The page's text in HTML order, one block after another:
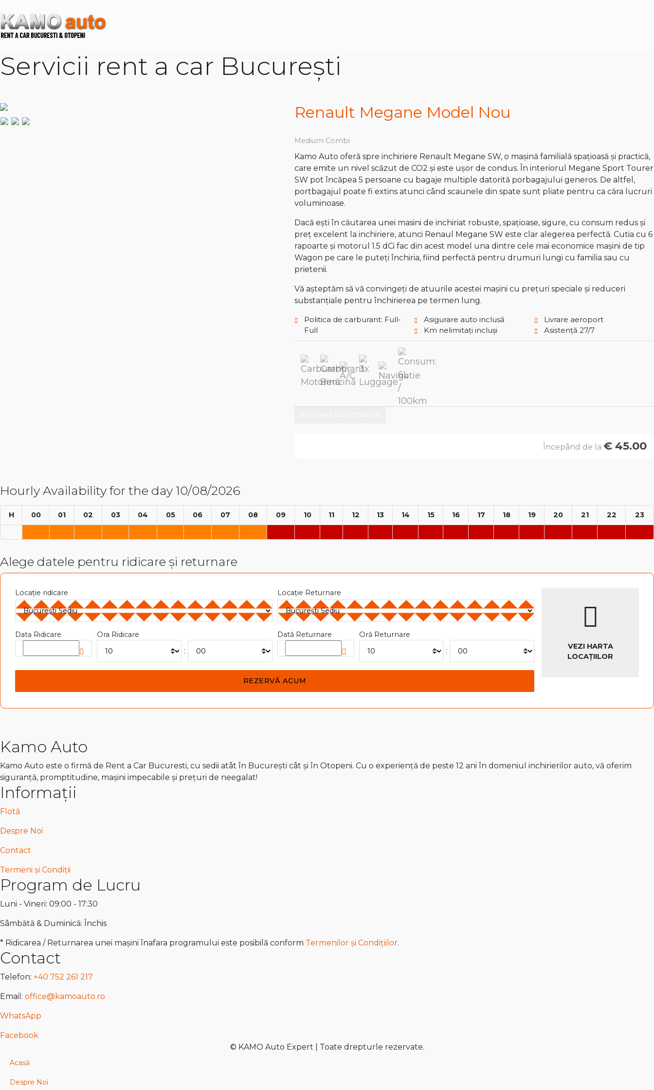
Servicii rent a car București
Renault Megane Model Nou
Medium Combi
Kamo Auto oferă spre inchiriere Renault Megane SW, o mașină familială spațioasă și practică,
care emite un nivel scăzut de CO2 și este ușor de condus. În interiorul Megane Sport Tourer
SW pot încăpea 5 persoane cu bagaje multiple datorită porbagajului generos. De altfel,
portbagajul poate fi extins atunci când scaunele din spate sunt pliate pentru ca căra lucruri
voluminoase.
Dacă ești în căutarea unei masini de inchiriat robuste, spațioase, sigure, cu consum redus și
preț excelent la inchiriere, atunci Renaul Megane SW este clar alegerea perfectă. Cutia cu 6
rapoarte și motorul 1.5 dCi fac din acest model una dintre cele mai economice mașini de tip
Wagon pe care le puteți închiria, fiind perfectă pentru drumuri lungi cu familia sau cu
prietenii.
Vă așteptăm să vă convingeți de atuurile acestei mașini cu prețuri speciale și reduceri
substanțiale pentru închirierea pe termen lung.
Politica de carburant: Full-
Full
Asigurare auto inclusă
Km nelimitați incluși
Livrare aeroport
Asistență 27/7
Începând de la € 45.00
Hourly Availability for the day 10/08/2026
H 00 01 02 03 04 05 06 07 08 09 10 11 12 13 14 15 16 17 18 19 20 21 22 23
Alege datele pentru ridicare și returnare
Locație ridicare Locație Returnare
Data Ridicare Ora Ridicare
:
Dată Returnare Oră Returnare
:
VEZI HARTA
LOCAȚIILOR
Kamo Auto
Kamo Auto este o firmă de Rent a Car Bucuresti, cu sedii atât în București cât și în Otopeni. Cu o experiență de peste 12 ani în domeniul inchirierilor auto, vă oferim
siguranță, promptitudine, mașini impecabile și prețuri de neegalat!
Informații
Flotă
Despre Noi
Contact
Termeni și Condiții
Program de Lucru
Luni - Vineri: 09:00 - 17:30
Sâmbătă & Duminică: Închis
* Ridicarea / Returnarea unei mașini înafara programului este posibilă conform Termenilor și Condițiilor.
Contact
Telefon: +40 752 261 217
Email: office@kamoauto.ro
WhatsApp
Facebook
© KAMO Auto Expert | Toate drepturle rezervate.
Acasă
Despre Noi